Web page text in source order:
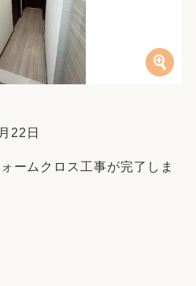
22日
ームクロス工事が完了しま